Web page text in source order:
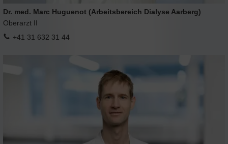
Dr. med. Marc Huguenot (Arbeitsbereich Dialyse Aarberg)
Oberarzt II
+41 31 632 31 44